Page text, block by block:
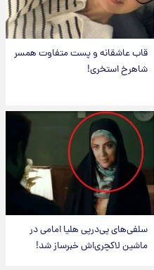
قاب عاشقانه و پست متفاوت همسر
شاهرخ استخری!
سلفی‌های پی‌درپی هلیا امامی در
ماشین لاکچری‌اش خبرساز شد!